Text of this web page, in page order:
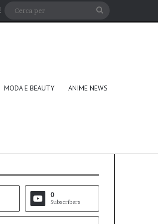
a caso
Barra laterale
MODA E BEAUTY ANIME NEWS
0
Subscribers